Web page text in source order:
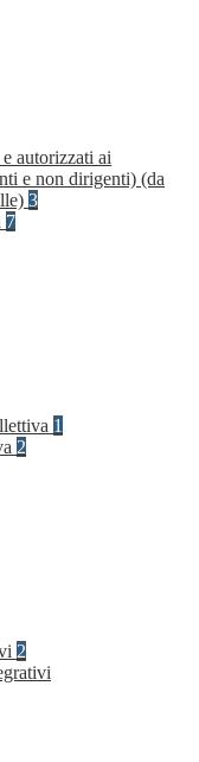
autorizzati ai
e non dirigenti) (da
3
7
1
2
2